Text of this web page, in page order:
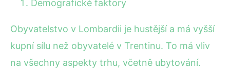
Demografické faktory
Obyvatelstvo v Lombardii je hustější a má vyšší
kupní sílu než obyvatelé v Trentinu. To má vliv
na všechny aspekty trhu, včetně ubytování.